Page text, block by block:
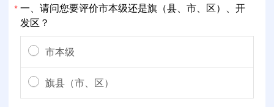
*一、请问您要评价市本级还是旗（县、市、区）、开
发区？
市本级
旗县（市、区）